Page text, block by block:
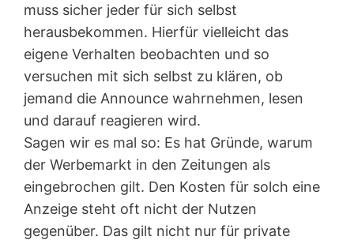
muss sicher jeder für sich selbst
herausbekommen. Hierfür vielleicht das
eigene Verhalten beobachten und so
versuchen mit sich selbst zu klären, ob
jemand die Announce wahrnehmen, lesen
und darauf reagieren wird.
Sagen wir es mal so: Es hat Gründe, warum
der Werbemarkt in den Zeitungen als
eingebrochen gilt. Den Kosten für solch eine
Anzeige steht oft nicht der Nutzen
gegenüber. Das gilt nicht nur für private